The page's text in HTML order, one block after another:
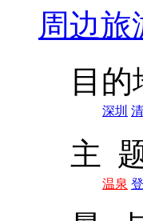
周边旅
目的
深圳
主
温泉